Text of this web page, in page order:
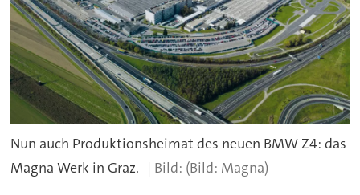
Nun auch Produktionsheimat des neuen BMW Z4: das
Magna Werk in Graz.
(Bild: Magna)